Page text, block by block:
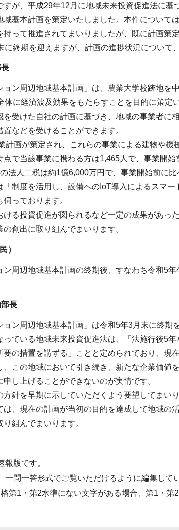
すが、平成29年12月に地域未来投資促進法に
域基本計画を策定いたしました。本件につい
って推進されてまいりましたが、既に計画策
に終期を迎えますが、計画の進捗状況について
ョン周辺地域基本計画」は、農業大学校跡地
体に経済波及効果をもたらすことを目的に策定
を受けた自社の計画に基づき、地域の事業者に
などを受けることができます。
計画が策定され、これらの事業による建物や機
点で当該事業に携わる方は1,465人で、事業開始
法人二税は約1億6,000万円で、事業開始前に比
「制度を活用し、設備へのIoT導入によるスマ
っております。
ける投資促進が図られるなど一定の成果があっ
創出に取り組んでまいります。
）
ン周辺地域基本計画の終期後、すなわち令和5
長
ョン周辺地域基本計画」は令和5年3月末に終期
っている地域未来投資促進法は、「法施行後5
の措置を講ずる」ことと定められており、現
、この地域において引き続き、新たな企業価値
し上げることができないのが実情です。
方針を早期に示していただくよう要望してまいり
は、現在の計画が当初の目的を達成して地域の
組んでまいります。
報版です。
一問一答形式でご覧いただけるように編集して
第1・第2水準にない文字がある場合、第1・第